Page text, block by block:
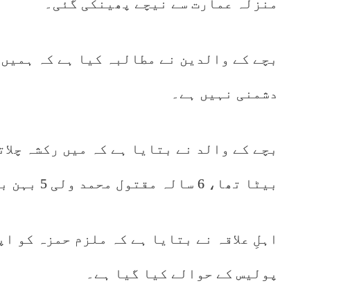
منزلہ عمارت سے نیچے پھینکی گئی۔
بچے کے والدین نے مطالبہ کیا ہے کہ
دشمنی نہیں ہے۔
بیٹا تھا، 6 سالہ مقتول محمد ولی 5 بہن بھائیوں میں سب سے چھوٹا تھا۔
اہلِ علاقہ نے بتایا ہے کہ ملزم حمزہ کو
پولیس کے حوالے کیا گیا ہے۔